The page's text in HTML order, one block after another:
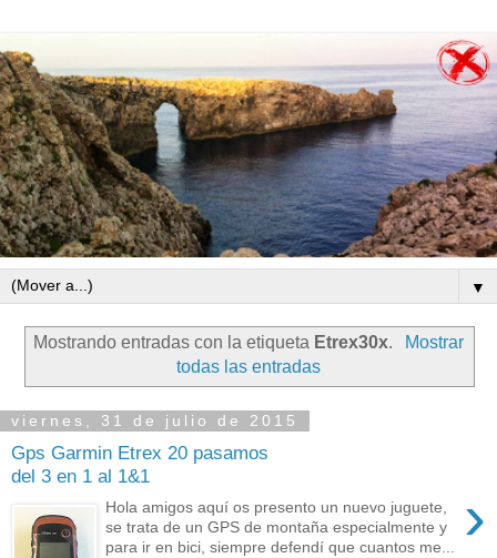
▼
Mostrando entradas con la etiqueta Etrex30x.
Mostrar
todas las entradas
viernes, 31 de julio de 2015
Gps Garmin Etrex 20 pasamos
del 3 en 1 al 1&1
›
Hola amigos aquí os presento un nuevo juguete,
se trata de un GPS de montaña especialmente y
para ir en bici, siempre defendí que cuantos me...